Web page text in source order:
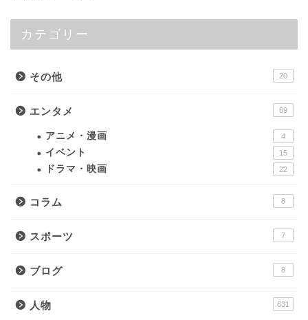
カテゴリー
その他 20
エンタメ 69
アニメ・漫画 4
イベント 15
ドラマ・映画 22
コラム 8
スポーツ 7
ブログ 8
人物 631